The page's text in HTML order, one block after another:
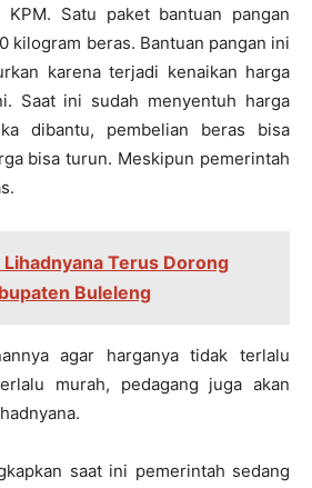
KPM. Satu paket bantuan pangan
kilogram beras. Bantuan pangan ini
karena terjadi kenaikan harga
Saat ini sudah menyentuh harga
dibantu, pembelian beras bisa
bisa turun. Meskipun pemerintah
Lihadnyana Terus Dorong
Buleleng
agar harganya tidak terlalu
murah, pedagang juga akan
saat ini pemerintah sedang